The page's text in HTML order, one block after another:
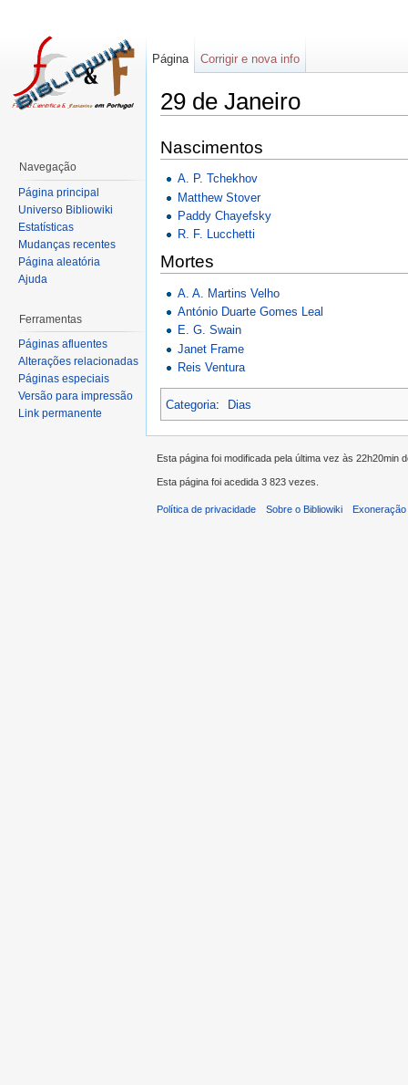
29 de Janeiro
Nascimentos
A. P. Tchekhov
Matthew Stover
Paddy Chayefsky
R. F. Lucchetti
Mortes
A. A. Martins Velho
António Duarte Gomes Leal
E. G. Swain
Janet Frame
Reis Ventura
Categoria: Dias
Página Corrigir e nova info
Navegação
Página principal
Universo Bibliowiki
Estatísticas
Mudanças recentes
Página aleatória
Ajuda
Ferramentas
Páginas afluentes
Alterações relacionadas
Páginas especiais
Versão para impressão
Link permanente
Esta página foi modificada pela última vez às 22h20min
Esta página foi acedida 3 823 vezes.
Política de privacidade Sobre o Bibliowiki